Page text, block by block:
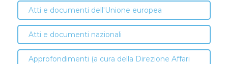
Atti e documenti dell'Unione europea
Atti e documenti nazionali
Approfondimenti (a cura della Direzione Affari